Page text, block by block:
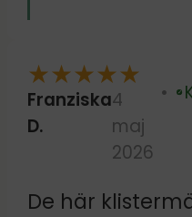
★★★★★
Franziska
D.
4
maj
2026
De här